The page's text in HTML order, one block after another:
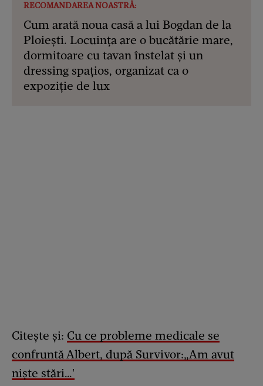
RECOMANDAREA NOASTRĂ:
Cum arată noua casă a lui Bogdan de la
Ploiești. Locuința are o bucătărie mare,
dormitoare cu tavan înstelat și un
dressing spațios, organizat ca o
expoziție de lux
Citește și: Cu ce probleme medicale se
confruntă Albert, după Survivor:„Am avut
niște stări…'